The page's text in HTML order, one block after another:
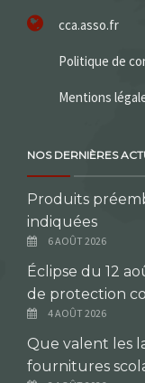
cca.asso.fr
Politique de
Mentions
NOS DERNIÈRES
Produits
indiquées
6 AOÛT 2026
Éclipse du 12
de protection
4 AOÛT 2026
Que valent les
fournitures